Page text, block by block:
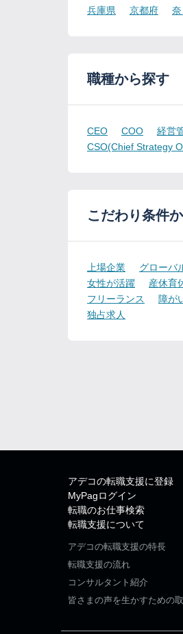
兵庫県 京都府
職種から探す
CEO COO 経営
CSO(Chief Strategy
こだわり条件
上場企業 グローバ
女性が活躍
産休育
フリーランス
障が
独占求人
アデコの転職支援に登録
MyPagログイン
転職のお仕事検索
転職支援について
アデコの転職支援の特長
転職支援の流れ
コンサルタント紹介
皆さまの声を生かすための